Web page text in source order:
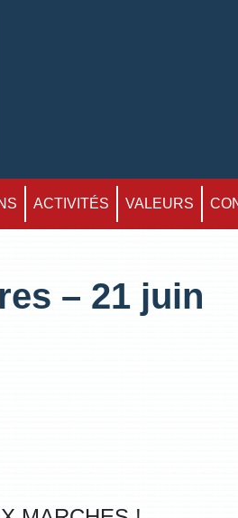
ACTIVITÉS VALEURS
– 21 juin